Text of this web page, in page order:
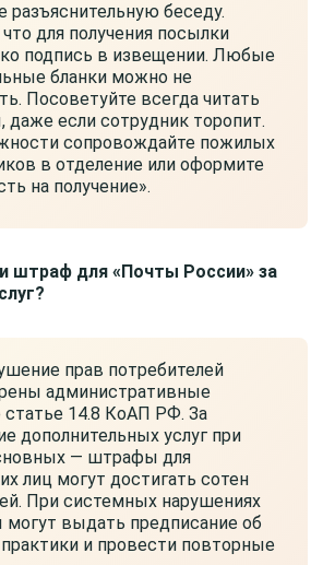
разъяснительную беседу.
для получения посылки
подпись в извещении. Любые
бланки можно не
Посоветуйте всегда читать
даже если сотрудник торопит.
сопровождайте пожилых
в отделение или оформите
на получение».
штраф для «Почты России» за
прав потребителей
административные
14.8 КоАП РФ. За
дополнительных услуг при
— штрафы для
лиц могут достигать сотен
При системных нарушениях
могут выдать предписание об
и провести повторные